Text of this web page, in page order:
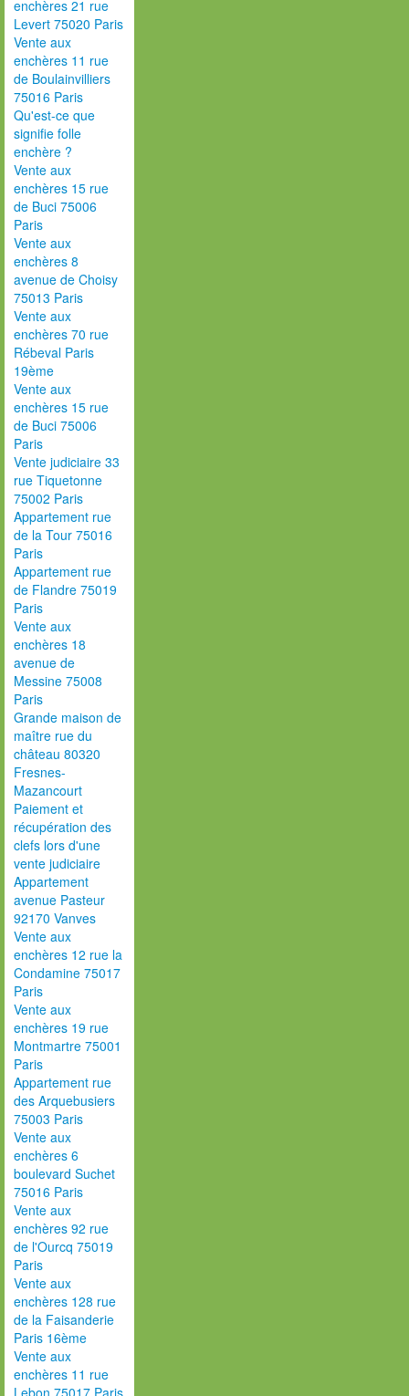
enchères 21 rue
Levert 75020 Paris
Vente aux
enchères 11 rue
de Boulainvilliers
75016 Paris
Qu'est-ce que
signifie folle
enchère ?
Vente aux
enchères 15 rue
de Buci 75006
Paris
Vente aux
enchères 8
avenue de Choisy
75013 Paris
Vente aux
enchères 70 rue
Rébeval Paris
19ème
Vente aux
enchères 15 rue
de Buci 75006
Paris
Vente judiciaire 33
rue Tiquetonne
75002 Paris
Appartement rue
de la Tour 75016
Paris
Appartement rue
de Flandre 75019
Paris
Vente aux
enchères 18
avenue de
Messine 75008
Paris
Grande maison de
maître rue du
château 80320
Fresnes-
Mazancourt
Paiement et
récupération des
clefs lors d'une
vente judiciaire
Appartement
avenue Pasteur
92170 Vanves
Vente aux
enchères 12 rue la
Condamine 75017
Paris
Vente aux
enchères 19 rue
Montmartre 75001
Paris
Appartement rue
des Arquebusiers
75003 Paris
Vente aux
enchères 6
boulevard Suchet
75016 Paris
Vente aux
enchères 92 rue
de l'Ourcq 75019
Paris
Vente aux
enchères 128 rue
de la Faisanderie
Paris 16ème
Vente aux
enchères 11 rue
Lebon 75017 Paris